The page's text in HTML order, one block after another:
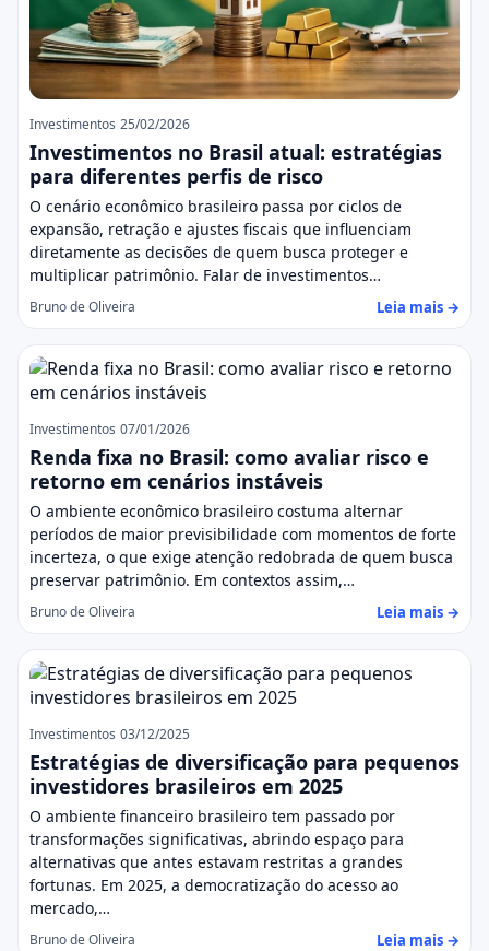
Investimentos 25/02/2026
Investimentos no Brasil atual: estratégias
para diferentes perfis de risco
O cenário econômico brasileiro passa por ciclos de
expansão, retração e ajustes fiscais que influenciam
diretamente as decisões de quem busca proteger e
multiplicar patrimônio. Falar de investimentos…
Bruno de Oliveira Leia mais →
Investimentos 07/01/2026
Renda fixa no Brasil: como avaliar risco e
retorno em cenários instáveis
O ambiente econômico brasileiro costuma alternar
períodos de maior previsibilidade com momentos de forte
incerteza, o que exige atenção redobrada de quem busca
preservar patrimônio. Em contextos assim,…
Bruno de Oliveira Leia mais →
Investimentos 03/12/2025
Estratégias de diversificação para pequenos
investidores brasileiros em 2025
O ambiente financeiro brasileiro tem passado por
transformações significativas, abrindo espaço para
alternativas que antes estavam restritas a grandes
fortunas. Em 2025, a democratização do acesso ao
mercado,…
Bruno de Oliveira Leia mais →